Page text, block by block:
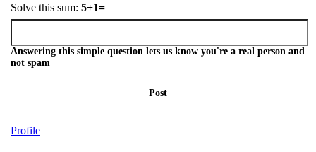
Solve this sum: 5+1=
Answering this simple question lets us know you're a real person and
not spam
Post
Profile